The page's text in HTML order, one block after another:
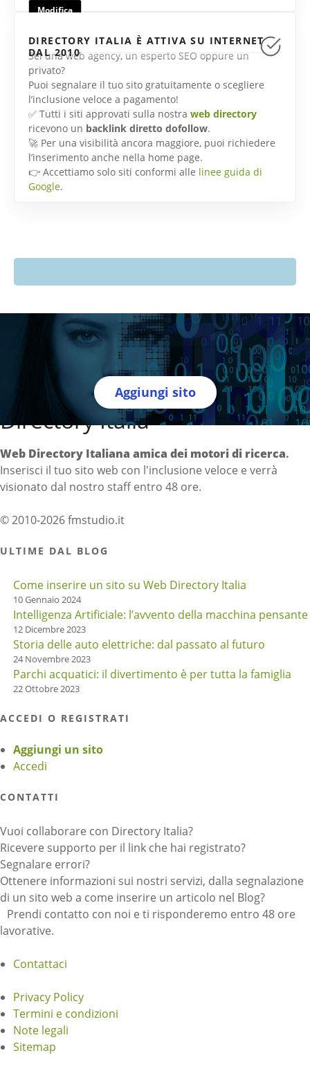
Modifica
DIRECTORY ITALIA È ATTIVA SU INTERNET
DAL 2010
Sei una web agency, un esperto SEO oppure un
privato?
Puoi segnalare il tuo sito gratuitamente o scegliere
l’inclusione veloce a pagamento!
✅ Tutti i siti approvati sulla nostra web directory
ricevono un backlink diretto dofollow.
🚀 Per una visibilità ancora maggiore, puoi richiedere
l’inserimento anche nella home page.
👉 Accettiamo solo siti conformi alle linee guida di
Google.
Aggiungi sito
Directory Italia
Web Directory Italiana amica dei motori di ricerca.
Inserisci il tuo sito web con l'inclusione veloce e verrà
visionato dal nostro staff entro 48 ore.
© 2010-2026 fmstudio.it
ULTIME DAL BLOG
Come inserire un sito su Web Directory Italia
10 Gennaio 2024
Intelligenza Artificiale: l’avvento della macchina pensante
12 Dicembre 2023
Storia delle auto elettriche: dal passato al futuro
24 Novembre 2023
Parchi acquatici: il divertimento è per tutta la famiglia
22 Ottobre 2023
ACCEDI O REGISTRATI
Aggiungi un sito
Accedi
CONTATTI
Vuoi collaborare con Directory Italia?
Ricevere supporto per il link che hai registrato?
Segnalare errori?
Ottenere informazioni sui nostri servizi, dalla segnalazione
di un sito web a come inserire un articolo nel Blog?
Prendi contatto con noi e ti risponderemo entro 48 ore
lavorative.
Contattaci
Privacy Policy
Termini e condizioni
Note legali
Sitemap